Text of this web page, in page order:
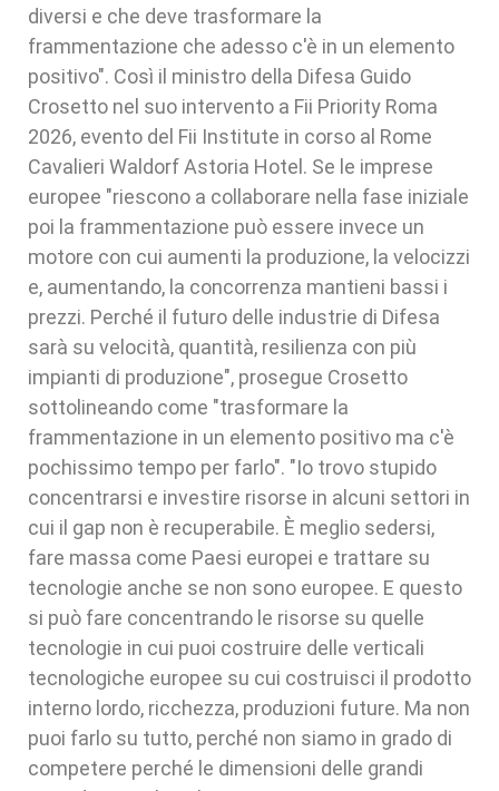
diversi e che deve trasformare la
frammentazione che adesso c'è in un elemento
positivo". Così il ministro della Difesa Guido
Crosetto nel suo intervento a Fii Priority Roma
2026, evento del Fii Institute in corso al Rome
Cavalieri Waldorf Astoria Hotel. Se le imprese
europee "riescono a collaborare nella fase iniziale
poi la frammentazione può essere invece un
motore con cui aumenti la produzione, la velocizzi
e, aumentando, la concorrenza mantieni bassi i
prezzi. Perché il futuro delle industrie di Difesa
sarà su velocità, quantità, resilienza con più
impianti di produzione", prosegue Crosetto
sottolineando come "trasformare la
frammentazione in un elemento positivo ma c'è
pochissimo tempo per farlo". "Io trovo stupido
concentrarsi e investire risorse in alcuni settori in
cui il gap non è recuperabile. È meglio sedersi,
fare massa come Paesi europei e trattare su
tecnologie anche se non sono europee. E questo
si può fare concentrando le risorse su quelle
tecnologie in cui puoi costruire delle verticali
tecnologiche europee su cui costruisci il prodotto
interno lordo, ricchezza, produzioni future. Ma non
puoi farlo su tutto, perché non siamo in grado di
competere perché le dimensioni delle grandi